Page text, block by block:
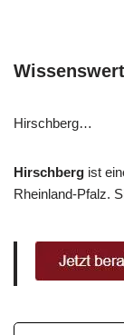
Hirschberg…
Hirschberg ist
Rheinland-Pfalz.